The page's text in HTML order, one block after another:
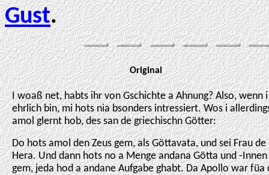
Gust.
Original
I woaß net, habts ihr von Gschichte a Ahnung? Also, wenn i
ehrlich bin, mi hots nia bsonders intressiert. Wos i
amol glernt hob, des san de griechischn Götter:
Do hots amol den Zeus gem, als Göttavata, und sei Frau de
Hera. Und dann hots no a Menge andana Götta und -Innen
gem, jeda hod a andane Aufgabe ghabt. Da Apollo war füa